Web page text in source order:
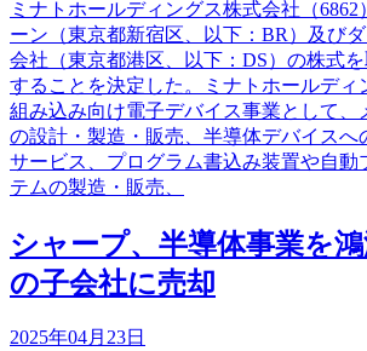
ミナトホールディングス株式会社（
ーン（東京都新宿区、以下：BR）及び
会社（東京都港区、以下：DS）の株式
することを決定した。ミナトホールディ
組み込み向け電子デバイス事業として、
の設計・製造・販売、半導体デバイスへ
サービス、プログラム書込み装置や自動
テムの製造・販売、
シャープ、半導体事業を
の子会社に売却
2025年04月23日